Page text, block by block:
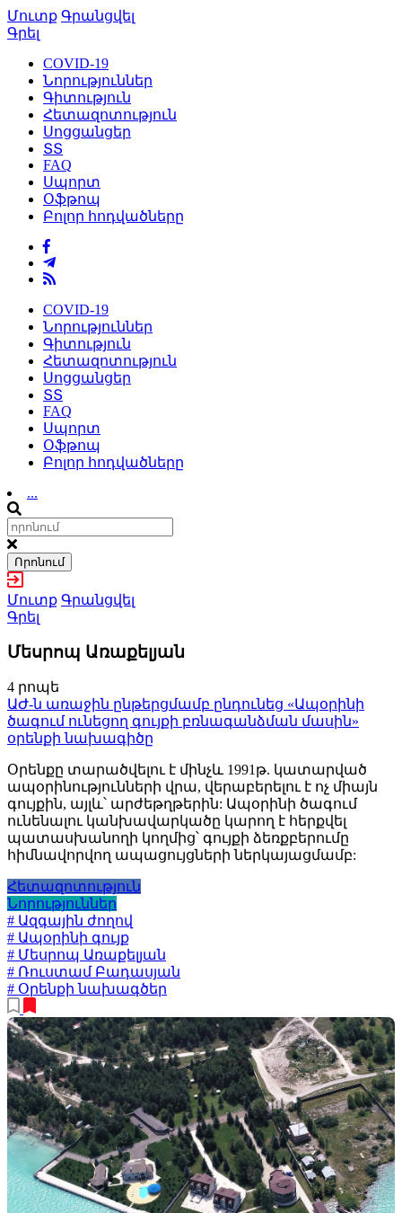
Մուտք Գրանցվել
Գրել
COVID-19
Նորություններ
Գիտություն
Հետազոտություն
Սոցցանցեր
ՏՏ
FAQ
Սպորտ
Օֆթոպ
Բոլոր հոդվածները
COVID-19
Նորություններ
Գիտություն
Հետազոտություն
Սոցցանցեր
ՏՏ
FAQ
Սպորտ
Օֆթոպ
Բոլոր հոդվածները
...
Որոնում
Մուտք Գրանցվել
Գրել
Մեսրոպ Առաքելյան
4 րոպե
ԱԺ-ն առաջին ընթերցմամբ ընդունեց «Ապօրինի
ծագում ունեցող գույքի բռնագանձման մասին»
օրենքի նախագիծը
Օրենքը տարածվելու է մինչև 1991թ. կատարված
ապօրինությունների վրա, վերաբերելու է ոչ միայն
գույքին, այլև՝ արժեթղթերին: Ապօրինի ծագում
ունենալու կանխավարկածը կարող է հերքվել
պատասխանողի կողմից՝ գույքի ձեռքբերումը
հիմնավորվող ապացույցների ներկայացմամբ:
Հետազոտություն
Նորություններ
# Ազգային ժողով
# Ապօրինի գույք
# Մեսրոպ Առաքելյան
# Ռուստամ Բադասյան
# Օրենքի նախագծեր